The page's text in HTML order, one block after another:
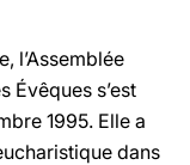
l’Assemblée
Évêques s’est
1995. Elle a
dans